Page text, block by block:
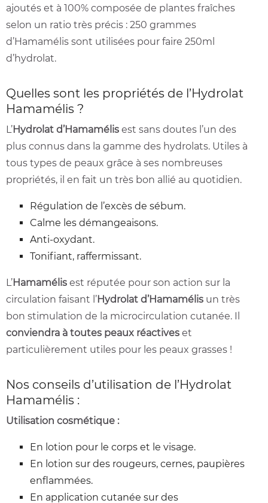
ajoutés et à 100% composée de plantes fraîches
selon un ratio très précis : 250 grammes
d’Hamamélis sont utilisées pour faire 250ml
d’hydrolat.
Quelles sont les propriétés de l’Hydrolat
Hamamélis ?
L’Hydrolat d’Hamamélis est sans doutes l’un des
plus connus dans la gamme des hydrolats. Utiles à
tous types de peaux grâce à ses nombreuses
propriétés, il en fait un très bon allié au quotidien.
Régulation de l’excès de sébum.
Calme les démangeaisons.
Anti-oxydant.
Tonifiant, raffermissant.
L’Hamamélis est réputée pour son action sur la
circulation faisant l’Hydrolat d’Hamamélis un très
bon stimulation de la microcirculation cutanée. Il
conviendra à toutes peaux réactives et
particulièrement utiles pour les peaux grasses !
Nos conseils d’utilisation de l’Hydrolat
Hamamélis :
Utilisation cosmétique :
En lotion pour le corps et le visage.
En lotion sur des rougeurs, cernes, paupières
enflammées.
En application cutanée sur des